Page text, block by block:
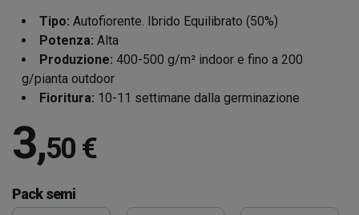
Tipo: Autofiorente. Ibrido Equilibrato (50%)
Potenza: Alta
Produzione: 400-500 g/m² indoor e fino a 200
g/pianta outdoor
Fioritura: 10-11 settimane dalla germinazione
3,50 €
Pack semi